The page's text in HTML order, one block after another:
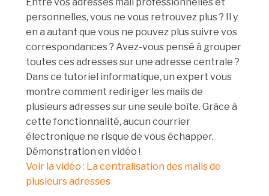
Entre vos adresses mail professionnelles et
personnelles, vous ne vous retrouvez plus ? Il y
en a autant que vous ne pouvez plus suivre vos
correspondances ? Avez-vous pensé à grouper
toutes ces adresses sur une adresse centrale ?
Dans ce tutoriel informatique, un expert vous
montre comment rediriger les mails de
plusieurs adresses sur une seule boîte. Grâce à
cette fonctionnalité, aucun courrier
électronique ne risque de vous échapper.
Démonstration en vidéo !
Voir la vidéo : La centralisation des mails de
plusieurs adresses